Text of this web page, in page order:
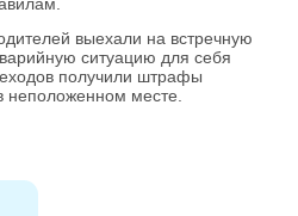
выехали на встречную
ситуацию для себя
получили штрафы
неположенном месте.